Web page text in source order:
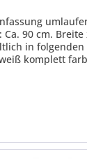
90 cm.
in
komplett